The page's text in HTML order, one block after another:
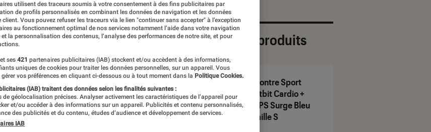
Sélection de produits
Montre Sport
Fitbit Cardio +
GPS Surge Bleu
Taille S
utilisent des traceurs soumis à votre consentement à des fins publicitaires par
de profils personnalisés en combinant les données de navigation et les données
client. Vous pouvez refuser les traceurs via le lien "continuer sans accepter" à l’exception
au fonctionnement optimal de nos services notamment l’aide dans votre navigation
la personnalisation des contenus, l’analyse des performances de notre site, et pour
ses 421 partenaires publicitaires (IAB) stockent et/ou accèdent à des informations,
uniques de cookies pour traiter les données personnelles, sur un appareil. Vous
vos préférences en cliquant ci-dessous ou à tout moment dans la Politique Cookies.
(IAB) traitent des données selon les finalités suivantes :
de géolocalisation précises. Analyser activement les caractéristiques de l’appareil pour
et/ou accéder à des informations sur un appareil. Publicités et contenu personnalisés,
des publicités et du contenu, études d’audience et développement de services.
IAB